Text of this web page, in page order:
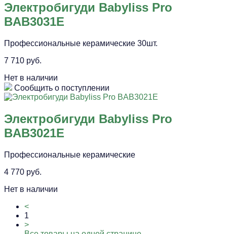
Электробигуди Babyliss Pro
BAB3031E
Профессиональные керамические 30шт.
7 710 руб.
Нет в наличии
Сообщить о поступлении
Электробигуди Babyliss Pro
BAB3021E
Профессиональные керамические
4 770 руб.
Нет в наличии
<
1
>